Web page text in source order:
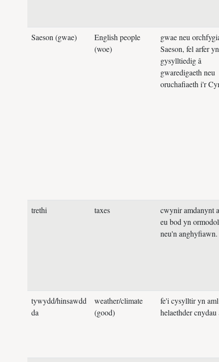
Saeson (gwae)
English people
(woe)
gwae neu
Saeson, fel arfer yn
gysylltiedig â
gwaredigaeth neu
oruchafiaeth i'r
trethi taxes
cwynir amdanynt
eu bod yn ormodol
neu'n anghyfiawn.
tywydd/hinsawdd
da
weather/climate
(good)
fe'i cysylltir yn
helaethder cnydau